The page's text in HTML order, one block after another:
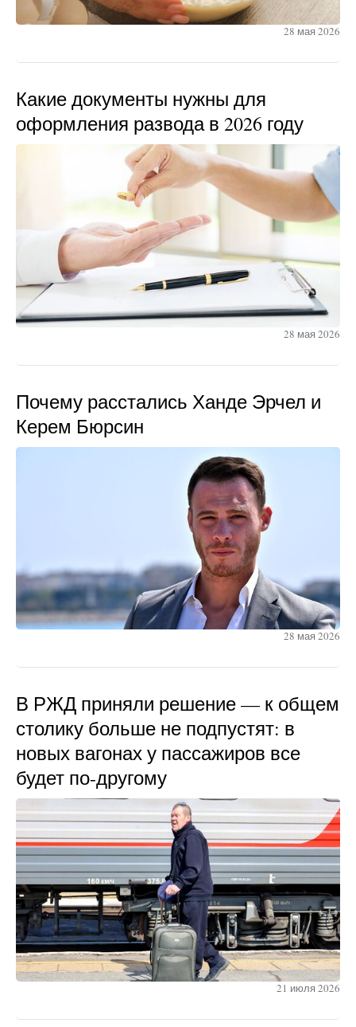
28 мая 2026
Какие документы нужны для
оформления развода в 2026 году
28 мая 2026
Почему расстались Ханде Эрчел и
Керем Бюрсин
28 мая 2026
В РЖД приняли решение — к общем
столику больше не подпустят: в
новых вагонах у пассажиров все
будет по-другому
21 июля 2026